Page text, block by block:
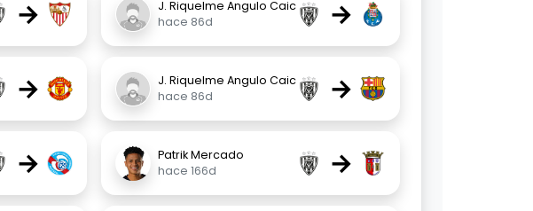
→
J. Riquelme Angulo Caiced
hace 86d
→
→
J. Riquelme Angulo Caiced
hace 86d
→
→
Patrik Mercado
hace 166d
→